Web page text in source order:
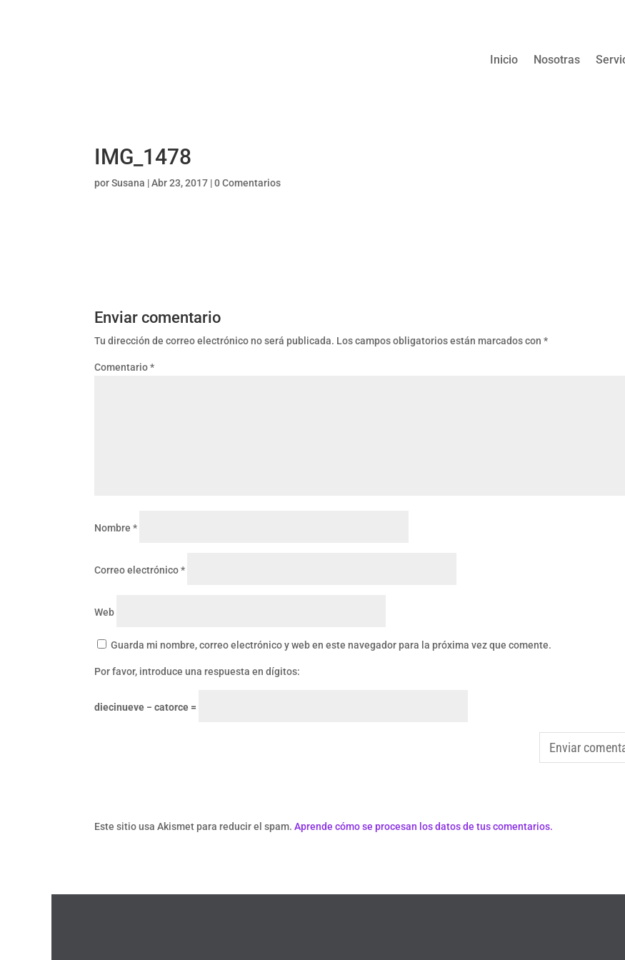
Inicio Nosotras
IMG_1478
porSusana |Abr 23, 2017 |0 Comentarios
Enviar comentario
Tu dirección de correo electrónico no será publicada. Los campos obligatorios están marcados con *
Comentario*
Nombre *
Correo electrónico*
Web
Guarda mi nombre, correo electrónico y web en este navegador para la próxima vez que comente.
Por favor, introduce una respuesta en dígitos:
diecinueve − catorce =
Este sitio usa Akismet para reducir el spam. Aprende cómo se procesan los datos de tus comentarios.